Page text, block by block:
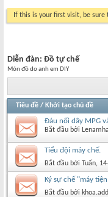
If this is your first visit, be sure
Diễn đàn: Đồ tự chế
Món đồ do anh em DIY
Tiêu đề / Khởi tạo chủ đề
Đáu nối dây MPG
Bắt đầu bởi
Tiểu đội máy chế.
Bắt đầu bởi Tuấn‎,
Ký sự chế "máy
Bắt đầu bởi